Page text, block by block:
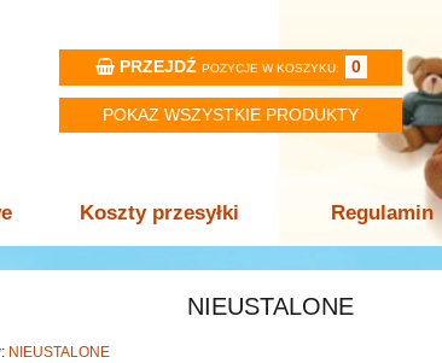
PRZEJDŹ POZYCJE W KOSZYKU: 0
POKAZ WSZYSTKIE PRODUKTY
Koszty przesyłki Regulamin
NIEUSTALONE
NIEUSTALONE